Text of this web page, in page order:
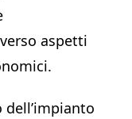
aspetti
dell’impianto